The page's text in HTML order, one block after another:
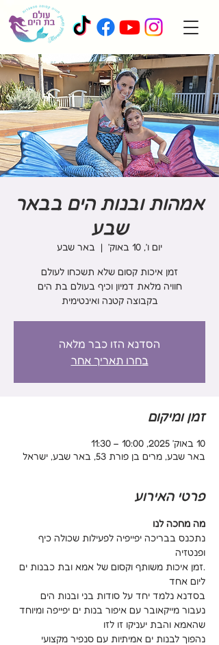
אמהות ובנות הים בבאר
שבע
יום ו׳, 10 באוק׳
  |
באר שבע
בקבוצה קטנה ואינטימית
הסדנא הזו כבר מלאה
בחרו תאריך אחר
זמן ומיקום
10 באוק׳ 2025, 10:00 – 11:30
באר שבע, מרים בן פורת 53, באר שבע, ישראל
פרטי האירוע
מה מחכה לנו
נתכנס בבריכה יפייפיה לפעילות שכולה כיף
ופנטזיה
.זמן איכות משותף וקסום של אמא ובת כבנות ים
ליום אחד
בסדנא נלמד יחד על סודות בני ובנות הים
נעבור מייקאובר עם איפור בנות ים יפייפה ומיוחד
שהאמא והבת יעניקו זו לזו
נהפוך לבנות ים אמיתיות עם סנפיר מקצועי